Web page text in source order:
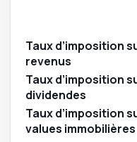
Taux d’imposition
revenus
Taux d’imposition
dividendes
Taux d’imposition
values immobilières